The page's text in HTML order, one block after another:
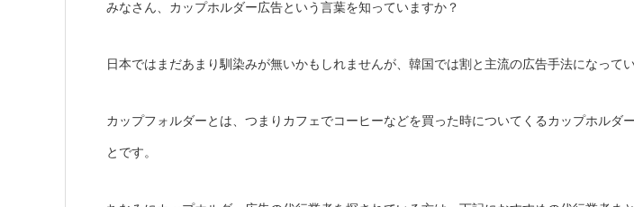
みなさん、カップホルダー広告という言葉を知っていますか？
日本ではまだあまり馴染みが無いかもしれませんが、韓国では割と主流の広告手法になってい
カップフォルダーとは、つまりカフェでコーヒーなどを買った時についてくるカップホルダ
とです。